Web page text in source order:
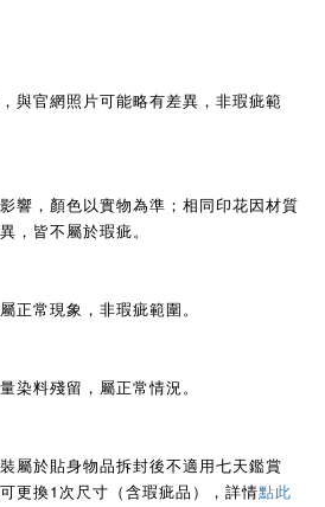
與官網照片可能略有差異，非瑕疵範
響，顏色以實物為準；相同印花因材質
，皆不屬於瑕疵。
正常現象，非瑕疵範圍。
染料殘留，屬正常情況。
屬於貼身物品拆封後不適用七天鑑賞
更換1次尺寸（含瑕疵品），詳情點此